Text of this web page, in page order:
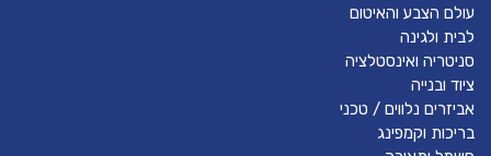
עולם הצבע והאיטום
לבית ולגינה
סניטריה ואינסטלציה
ציוד ובנייה
אביזרים נלווים / טכני
בריכות וקמפינג